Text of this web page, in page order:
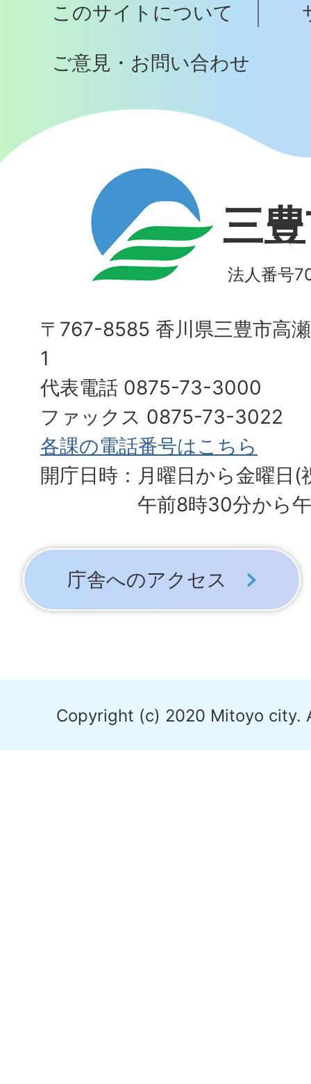
へ
このサイトについて
ご意見・お問い合わせ
三
法人番号
〒767-8585 香川県三豊市高
1
代表電話 0875-73-3000
ファックス 0875-73-3022
各課の電話番号はこちら
開庁日時：月曜日から金曜日(
午前8時30分から
庁舎へのアクセス
Copyright (c) 2020 Mitoyo city.